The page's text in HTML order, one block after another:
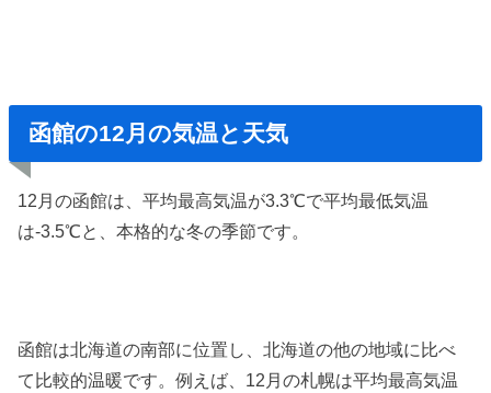
函館の12月の気温と天気
12月の函館は、平均最高気温が3.3℃で平均最低気温
は-3.5℃と、本格的な冬の季節です。
函館は北海道の南部に位置し、北海道の他の地域に比べ
て比較的温暖です。例えば、12月の札幌は平均最高気温